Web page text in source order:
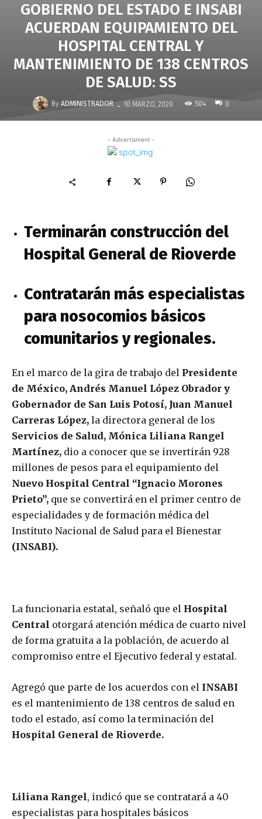
GOBIERNO DEL ESTADO E INSABI
ACUERDAN EQUIPAMIENTO DEL
HOSPITAL CENTRAL Y
MANTENIMIENTO DE 138 CENTROS
DE SALUD: SS
By ADMINISTRADOR - 10 MARZO, 2020 504 0
- Advertisment -
Terminarán construcción del
Hospital General de Rioverde
Contratarán más especialistas
para nosocomios básicos
comunitarios y regionales.
En el marco de la gira de trabajo del Presidente
de México, Andrés Manuel López Obrador y
Gobernador de San Luis Potosí, Juan Manuel
Carreras López, la directora general de los
Servicios de Salud, Mónica Liliana Rangel
Martínez, dio a conocer que se invertirán 928
millones de pesos para el equipamiento del
Nuevo Hospital Central “Ignacio Morones
Prieto”, que se convertirá en el primer centro de
especialidades y de formación médica del
Instituto Nacional de Salud para el Bienestar
(INSABI).
La funcionaria estatal, señaló que el Hospital
Central otorgará atención médica de cuarto nivel
de forma gratuita a la población, de acuerdo al
compromiso entre el Ejecutivo federal y estatal.
Agregó que parte de los acuerdos con el INSABI
es el mantenimiento de 138 centros de salud en
todo el estado, así como la terminación del
Hospital General de Rioverde.
Liliana Rangel, indicó que se contratará a 40
especialistas para hospitales básicos